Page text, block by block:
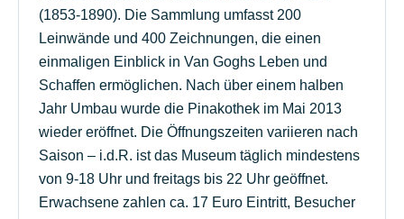
(1853-1890). Die Sammlung umfasst 200
Leinwände und 400 Zeichnungen, die einen
einmaligen Einblick in Van Goghs Leben und
Schaffen ermöglichen. Nach über einem halben
Jahr Umbau wurde die Pinakothek im Mai 2013
wieder eröffnet. Die Öffnungszeiten variieren nach
Saison – i.d.R. ist das Museum täglich mindestens
von 9-18 Uhr und freitags bis 22 Uhr geöffnet.
Erwachsene zahlen ca. 17 Euro Eintritt, Besucher